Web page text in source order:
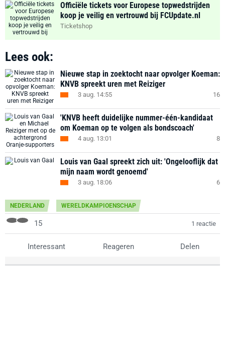
Officiële tickets voor Europese topwedstrijden
koop je veilig en vertrouwd bij FCUpdate.nl
Ticketshop
Lees ook:
Nieuwe stap in zoektocht naar opvolger Koeman:
KNVB spreekt uren met Reiziger
3 aug. 14:55 16
'KNVB heeft duidelijke nummer-één-kandidaat
om Koeman op te volgen als bondscoach'
4 aug. 13:01 8
Louis van Gaal spreekt zich uit: 'Ongelooflijk dat
mijn naam wordt genoemd'
3 aug. 18:06 6
NEDERLAND WERELDKAMPIOENSCHAP
15 1 reactie
Interessant Reageren Delen